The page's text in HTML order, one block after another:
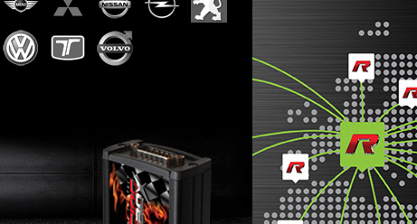
Chip de potencia Skoda Yeti 2.0
TDI CR 150 hp
1.5 DCI 82 hp
Chip de potencia Volkswagen